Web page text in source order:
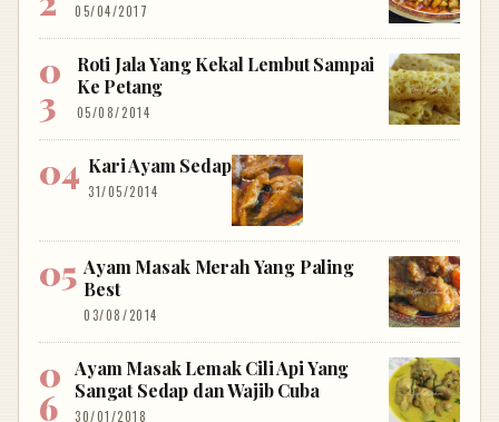
05/04/2017
Roti Jala Yang Kekal Lembut Sampai
Ke Petang
05/08/2014
Kari Ayam Sedap
31/05/2014
Ayam Masak Merah Yang Paling
Best
03/08/2014
Ayam Masak Lemak Cili Api Yang
Sangat Sedap dan Wajib Cuba
30/01/2018